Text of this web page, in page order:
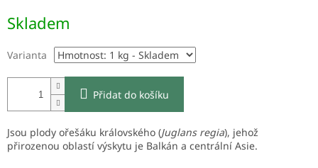
cena:
Skladem
Varianta
Přidat do košíku
Jsou plody ořešáku královského (Juglans regia), jehož
přirozenou oblastí výskytu je Balkán a centrální Asie.